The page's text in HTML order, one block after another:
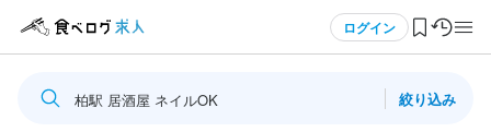
ログイン
ログイン・無料会員登録
柏駅 居酒屋 ネイルOK 絞り込み